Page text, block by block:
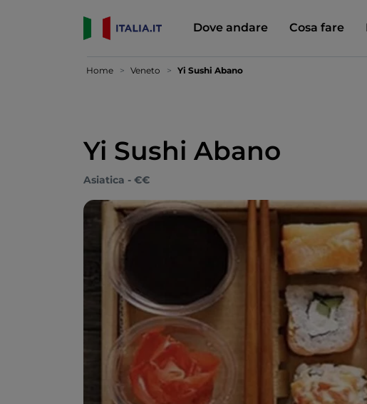
Dove andare Cosa fare
Home Veneto Yi Sushi Abano
Yi Sushi Abano
Asiatica - €€